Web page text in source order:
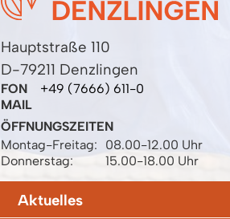
Hauptstraße 110
D-79211 Denzlingen
FON
+49 (7666) 611-0
MAIL
ÖFFNUNGSZEITEN
Montag-Freitag:
08.00-12.00 Uhr
Donnerstag:
15.00-18.00 Uhr
Aktuelles